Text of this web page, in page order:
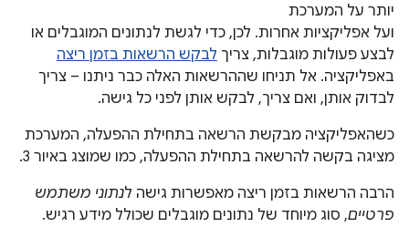
יותר על המערכת
ועל אפליקציות אחרות. לכן, כדי לגשת לנתונים המוגבלים או
לבצע פעולות מוגבלות, צריך לבקש הרשאות בזמן ריצה
באפליקציה. אל תניחו שההרשאות האלה כבר ניתנו – צריך
לבדוק אותן, ואם צריך, לבקש אותן לפני כל גישה.
כשהאפליקציה מבקשת הרשאה בתחילת ההפעלה, המערכת
מציגה בקשה להרשאה בתחילת ההפעלה, כמו שמוצג באיור 3.
הרבה הרשאות בזמן ריצה מאפשרות גישה לנתוני משתמש
פרטיים, סוג מיוחד של נתונים מוגבלים שכולל מידע רגיש.